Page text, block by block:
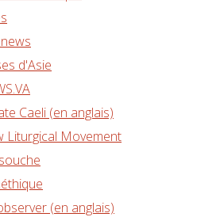
d'Asie
Caeli (en anglais)
Liturgical Movement
(en anglais)